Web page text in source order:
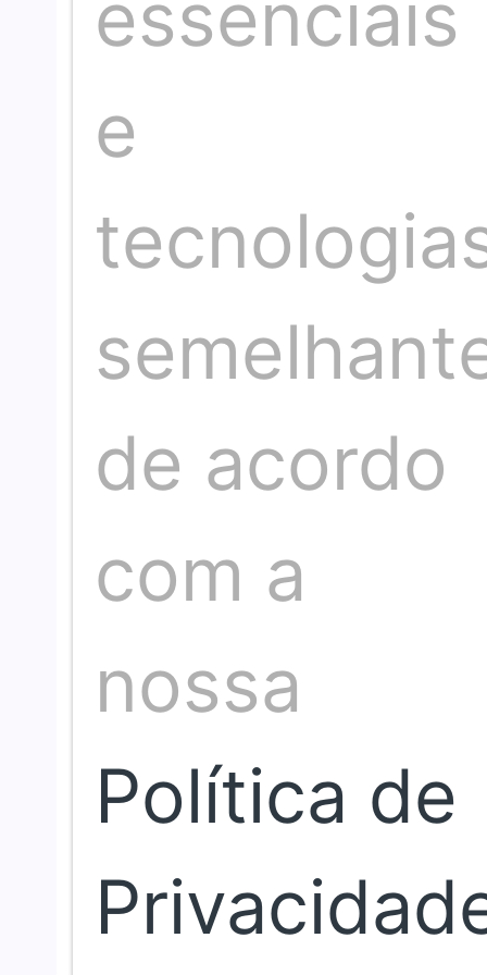
essenciais
e
de acordo
com a
nossa
Política de